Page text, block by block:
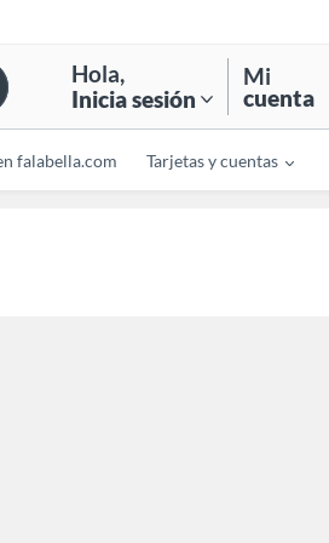
Hola,
Inicia sesión
Mi
cuenta
falabella.com Tarjetas y cuentas